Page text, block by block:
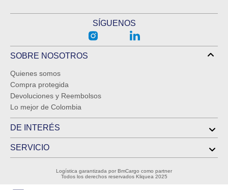
SÍGUENOS
SOBRE NOSOTROS
Quienes somos
Compra protegida
Devoluciones y Reembolsos
Lo mejor de Colombia
DE INTERÉS
SERVICIO
Logística garantizada por BmCargo como partner
Todos los derechos reservados Kliquea 2025